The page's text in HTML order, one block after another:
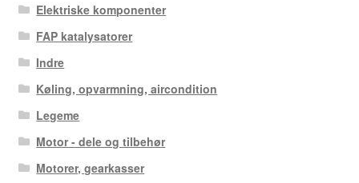
Elektriske komponenter
FAP katalysatorer
Indre
Køling, opvarmning, aircondition
Legeme
Motor - dele og tilbehør
Motorer, gearkasser